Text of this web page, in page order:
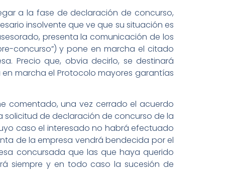
a la fase de declaración de concurso,
insolvente que ve que su situación es
presenta la comunicación de los
concurso”) y pone en marcha el citado
Precio que, obvia decirlo, se destinará
marcha el Protocolo mayores garantías
comentado, una vez cerrado el acuerdo
solicitud de declaración de concurso de la
caso el interesado no habrá efectuado
de la empresa vendrá bendecida por el
concursada que las que haya querido
siempre y en todo caso la sucesión de